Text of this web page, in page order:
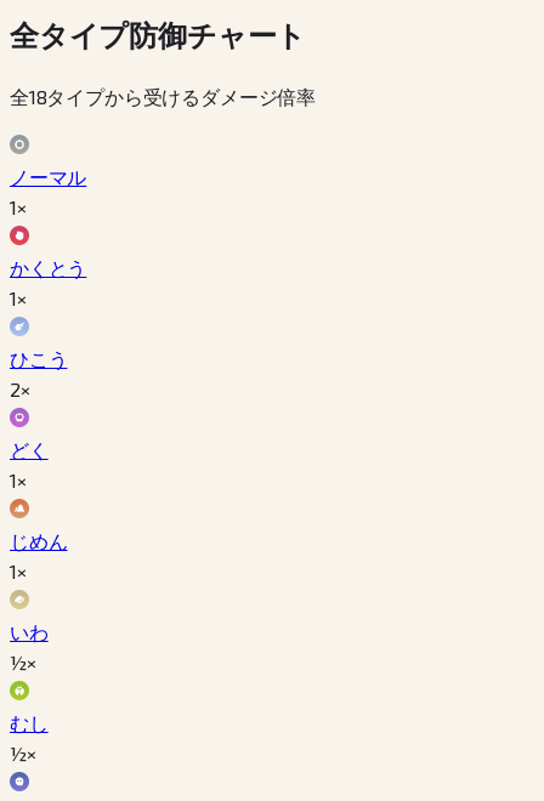
全タイプ防御チャート
全18タイプから受けるダメージ倍率
ノーマル
1×
かくとう
1×
ひこう
2×
どく
1×
じめん
1×
いわ
½×
むし
½×